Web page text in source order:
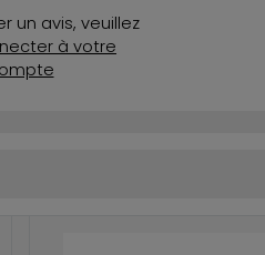
un avis, veuillez
à votre